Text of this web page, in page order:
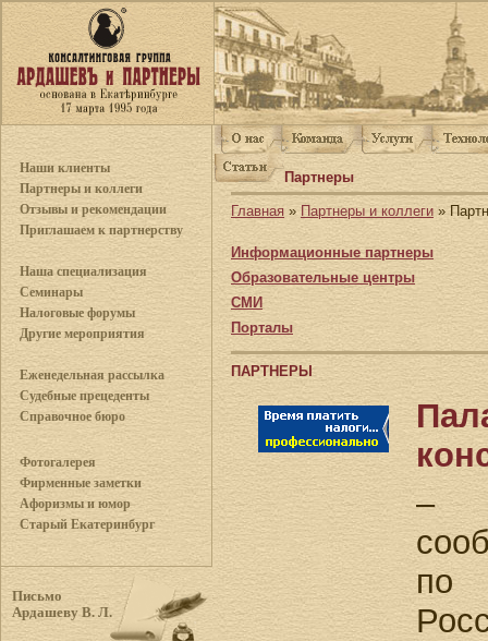
Наши клиенты
Партнеры и коллеги
Отзывы и рекомендации
Приглашаем к партнерству
Наша специализация
Семинары
Налоговые форумы
Другие мероприятия
Еженедельная рассылка
Судебные прецеденты
Справочное бюро
Фотогалерея
Фирменные заметки
Афоризмы и юмор
Старый Екатеринбург
Письмо
Ардашеву В. Л.
Партнеры
Главная » Партнеры и коллеги »
Информационные партнеры
Образовательные центры
СМИ
Порталы
ПАРТНЕРЫ
–
по